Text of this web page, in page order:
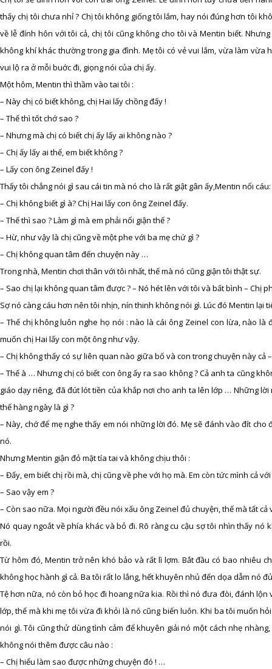
thấy chị tôi chưa nhỉ ? Chị tôi không giống tôi lắm, hay nói đúng hơn tôi
về lễ đính hôn với tôi cả, chị tôi cũng không cho tôi và Mentin biết.
không khí khác thường trong gia đình. Mẹ tôi có vẻ vui lắm, vừa làm vừa
vui lộ ra ở mỗi buớc đi, giọng nói của chị ấy.
Một hôm, Mentin thì thầm vào tai tôi :
– Này chị có biết không, chị Hai lấy chồng đấy !
– Thế thì tốt chớ sao ?
– Nhưng mà chị có biết chị ấy lấy ai không nào ?
– Chị ấy lấy ai thế, em biết không ?
– Lấy con ông Zeinel đấy !
Thấy tôi chẳng nói gì sau cái tin mà nó cho là rất giật gân ấy,Mentin nổi cáu:
– Chị không biết gì à? Chị Hai lấy con ông Zeinel đấy.
– Thế thì sao ? Làm gì mà em phải nổi giận thế ?
– Hừ, như vậy là chị cũng về một phe với ba mẹ chứ gì ?
– Chị không quan tâm đến chuyện này …
Trong nhà, Mentin chơi thân với tôi nhất, thế mà nó cũng giận tôi thật sự.
– Sao chị lại không quan tâm được ? – Nó hét lên với tôi và bất bình – Chị
Sợ nó càng cáu hơn nên tôi nhịn, nín thinh không nói gì. Lúc đó Mentin lại
– Thế chị không luôn nghe họ nói : nào là cái ông Zeinel con lừa, nào
muốn chị Hai lấy con một ông như vậy.
– Chị không thấy có sự liên quan nào giữa bố và con trong chuyện này cả
– Thế à … Nhưng chị có biết con ông ấy ra sao không ? Cả anh ta cũng
giáo dạy riêng, đã đút lót tiền của khắp nơi cho anh ta lên lớp … Những
thế hàng ngày là gì ?
– Này, chớ để mẹ nghe thấy em nói những lời đó. Mẹ sẽ đánh vào đít
nó.
Nhưng Mentin giận đỏ mặt tía tai và không chịu thôi :
– Đấy, em biết chị rồi mà, chị cũng về phe với họ mà. Em còn tức mình cả
– Sao vậy em ?
– Còn sao nữa. Mọi người đều nói xấu ông Zeinel đủ chuyện, thế mà tất
Nó quay ngoắt về phía khác và bỏ đi. Rõ ràng cu cậu sợ tôi nhìn thấy
rồi.
Từ hôm đó, Mentin trở nên khó bảo và rất lì lợm. Bắt đầu có bao nhiêu
không học hành gì cả. Ba tôi rất lo lắng, hết khuyên nhủ đến dọa dẫm nó
Tệ hơn nữa, nó còn bỏ học đi hoang nữa kia. Rồi thì nó đưa đòi, đánh
lớp, thế mà khi mẹ tôi vừa đi khỏi là nó cũng biến luôn. Khi ba tôi muốn
nói gì. Tôi cũng thử dùng tình cảm để khuyên giải nó một cách nhẹ
không nói thêm được câu nào :
– Chị hiểu làm sao được những chuyện đó ! …